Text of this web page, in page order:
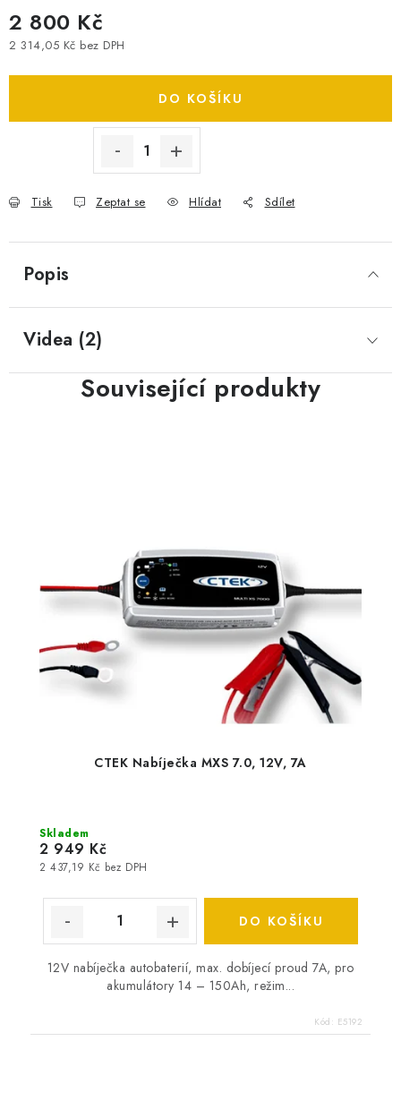
DOPRAVA ZDARMA
2 800 Kč
2 314,05 Kč bez DPH
DO KOŠÍKU
Tisk Zeptat se Hlídat Sdílet
Popis
Videa (2)
Související produkty
CTEK Nabíječka MXS 7.0, 12V, 7A
Skladem
2 437,19 Kč bez DPH
2 949 Kč
DO KOŠÍKU
12V nabíječka autobaterií, max. dobíjecí proud 7A, pro
akumulátory 14 – 150Ah, režim...
Kód: E5192